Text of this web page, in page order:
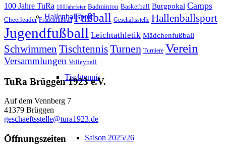
Hallenballsport
Tischtennis
Saison 2025/26
100 Jahre TuRa 100Jahrfeier Badminton Basketball Burgpokal Camps
Cheerleader Frauenfußball Fußball Geschäftsstelle Hallenballsport
Jugendfußball Leichtathletik Mädchenfußball
Schwimmen TischtennisTurnen Turniere Verein
Versammlungen Volleyball
TuRa Brüggen 1923 e.V.
Auf dem Vennberg 7
41379 Brüggen
geschaeftsstelle@tura1923.de
Öffnungszeiten